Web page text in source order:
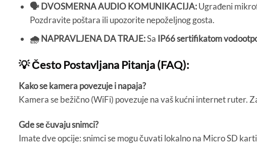
🗣️ DVOSMERNA AUDIO KOMUNIKACIJA:Ugrađeni
Pozdravite poštara ili upozorite nepoželjnog gosta.
🌧️ NAPRAVLJENA DA TRAJE:Sa IP66 sertifikatom
💡 Često Postavljana Pitanja (FAQ):
Kako se kamera povezuje i napaja?
Kamera se bežično (WiFi) povezuje na vaš kućni internet ruter.
Gde se čuvaju snimci?
Imate dve opcije: snimci se mogu čuvati lokalno na Micro SD